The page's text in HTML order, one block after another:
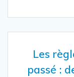
Les
passé :